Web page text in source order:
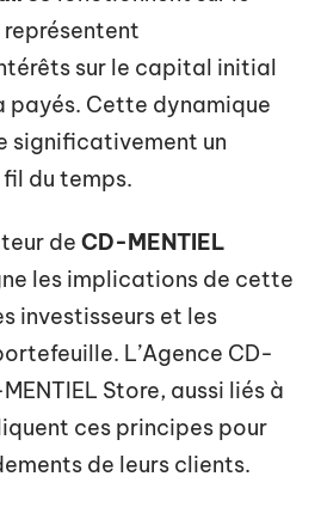
sur le capital initial
payés. Cette dynamique
significativement un
du temps.
de CD-MENTIEL
les implications de cette
investisseurs et les
L’Agence CD-
Store, aussi liés à
ces principes pour
de leurs clients.